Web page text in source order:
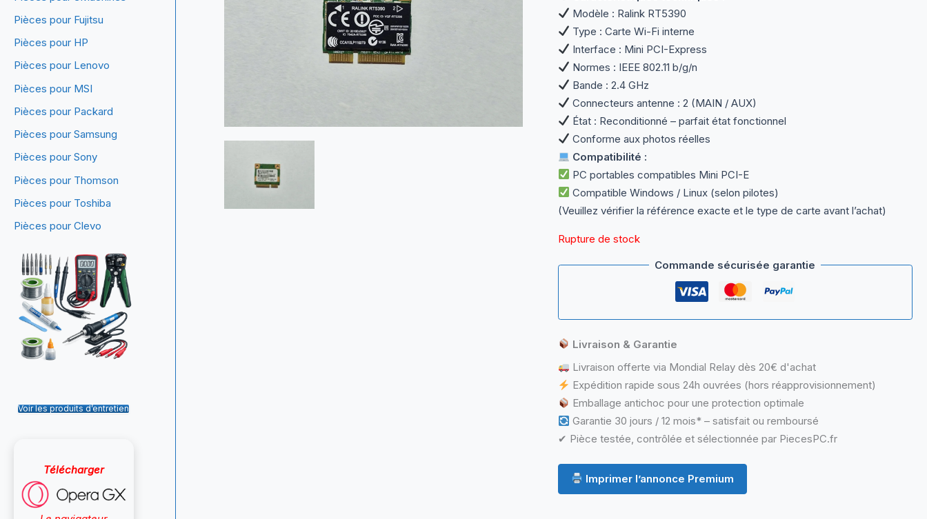
Pièces pour Fujitsu
Pièces pour HP
Pièces pour Lenovo
Pièces pour MSI
Pièces pour Packard
Pièces pour Samsung
Pièces pour Sony
Pièces pour Thomson
Pièces pour Toshiba
Pièces pour Clevo
Voir les produits d’entretien
Télécharger
Modèle : Ralink RT5390
Type : Carte Wi-Fi interne
Interface : Mini PCI-Express
Normes : IEEE 802.11 b/g/n
Bande : 2.4 GHz
Connecteurs antenne : 2 (MAIN / AUX)
État : Reconditionné – parfait état fonctionnel
Conforme aux photos réelles
Compatibilité :
PC portables compatibles Mini PCI-E
Compatible Windows / Linux (selon pilotes)
(Veuillez vérifier la référence exacte et le type de carte avant l’achat)
Rupture de stock
Commande sécurisée garantie
Livraison & Garantie
Livraison offerte via Mondial Relay dès 20€ d'achat
Expédition rapide sous 24h ouvrées (hors réapprovisionnement)
Emballage antichoc pour une protection optimale
Garantie 30 jours / 12 mois* – satisfait ou remboursé
✔ Pièce testée, contrôlée et sélectionnée par PiecesPC.fr
Imprimer l’annonce Premium